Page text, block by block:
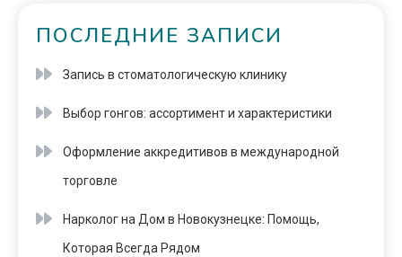
ПОСЛЕДНИЕ ЗАПИСИ
Запись в стоматологическую клинику
Выбор гонгов: ассортимент и характеристики
Оформление аккредитивов в международной
торговле
Нарколог на Дом в Новокузнецке: Помощь,
Которая Всегда Рядом